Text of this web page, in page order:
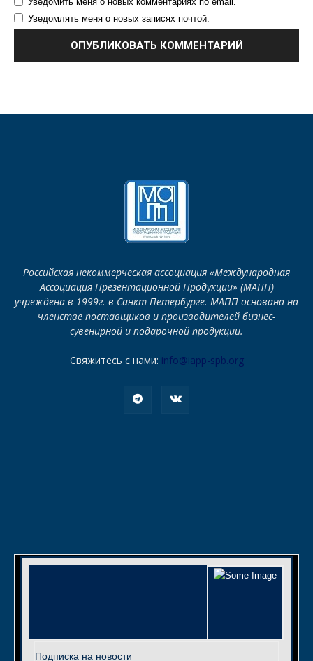
Уведомлять меня о новых записях почтой.
Российская некоммерческая ассоциация «Международная
Ассоциация Презентационной Продукции» (МАПП)
учреждена в 1999г. в Санкт-Петербурге. МАПП основана на
членстве поставщиков и производителей бизнес-
сувенирной и подарочной продукции.
Свяжитесь с нами: info@iapp-spb.org
Подписка на новости